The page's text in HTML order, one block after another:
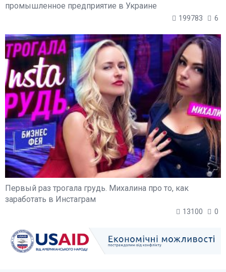
промышленное предприятие в Украине
199783 6
Первый раз трогала грудь. Михалина про то, как
заработать в Инстаграм
13100 0